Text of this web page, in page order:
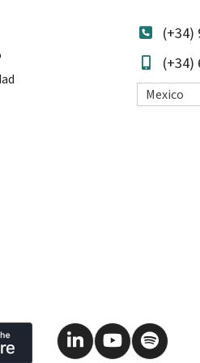
(+34)
(+34)
Mexico
LinkedInYouTubeSpotify